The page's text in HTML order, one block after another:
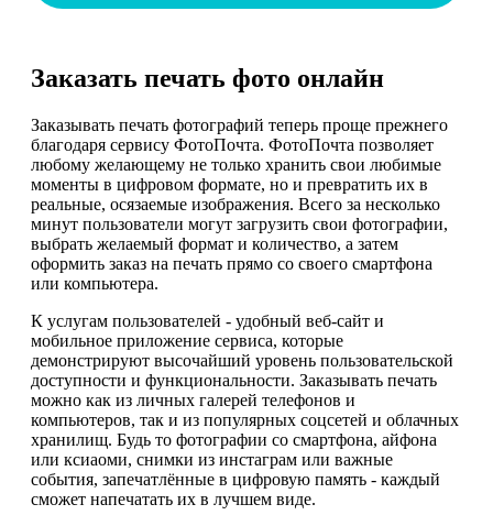
Заказать печать фото онлайн
Заказывать печать фотографий теперь проще прежнего
благодаря сервису ФотоПочта. ФотоПочта позволяет
любому желающему не только хранить свои любимые
моменты в цифровом формате, но и превратить их в
реальные, осязаемые изображения. Всего за несколько
минут пользователи могут загрузить свои фотографии,
выбрать желаемый формат и количество, а затем
оформить заказ на печать прямо со своего смартфона
или компьютера.
К услугам пользователей - удобный веб-сайт и
мобильное приложение сервиса, которые
демонстрируют высочайший уровень пользовательской
доступности и функциональности. Заказывать печать
можно как из личных галерей телефонов и
компьютеров, так и из популярных соцсетей и облачных
хранилищ. Будь то фотографии со смартфона, айфона
или ксиаоми, снимки из инстаграм или важные
события, запечатлённые в цифровую память - каждый
сможет напечатать их в лучшем виде.